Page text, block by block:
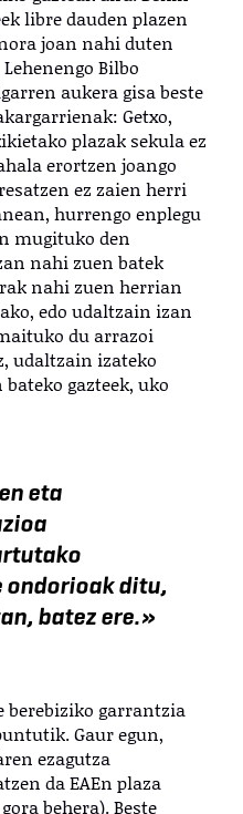
libre dauden plazen
joan nahi duten
Bilbo
aukera gisa beste
Getxo,
plazak sekula ez
erortzen joango
ez zaien herri
hurrengo enplegu
mugituko den
nahi zuen batek
nahi zuen herrian
edo udaltzain izan
du arrazoi
udaltzain izateko
gazteek, uko
eta
ondorioak ditu,
batez ere.»
berebiziko garrantzia
Gaur egun,
ezagutza
da EAEn plaza
behera). Beste